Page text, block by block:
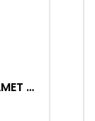
ULTIMADE GLISSIERE SAMET AVEC FREIN